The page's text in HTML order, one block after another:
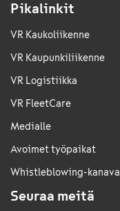
Pikalinkit
VR Kaukoliikenne
VR Kaupunkiliikenne
VR Logistiikka
VR FleetCare
Medialle
Avoimet työpaikat
Whistleblowing-kanava
Seuraa meitä